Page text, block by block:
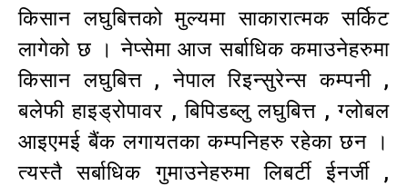
किसान लघुबित्तको मुल्यमा साकारात्मक सर्किट
लागेको छ । नेप्सेमा आज सर्बाधिक कमाउनेहरुमा
किसान लघुबित्त , नेपाल रिइन्सुरेन्स कम्पनी ,
बलेफी हाइड्रोपावर , बिपिडब्लु लघुबित्त , ग्लोबल
आइएमई बैंक लगायतका कम्पनिहरु रहेका छन ।
त्यस्तै सर्बाधिक गुमाउनेहरुमा लिबर्टी ईनर्जी ,